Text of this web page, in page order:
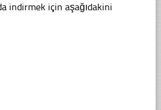
indirmek için aşağıdakini